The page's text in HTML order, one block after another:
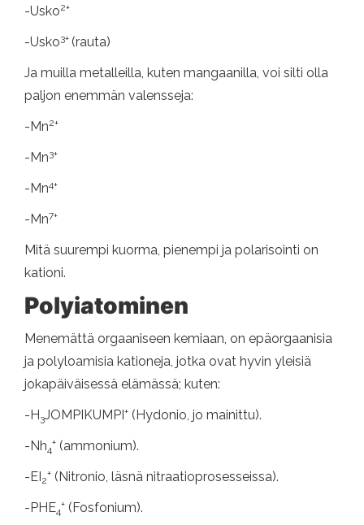
-Usko2+
-Usko3+ (rauta)
Ja muilla metalleilla, kuten mangaanilla, voi silti olla
paljon enemmän valensseja:
-Mn2+
-Mn3+
-Mn4+
-Mn7+
Mitä suurempi kuorma, pienempi ja polarisointi on
kationi.
Polyiatominen
Menemättä orgaaniseen kemiaan, on epäorgaanisia
ja polyloamisia kationeja, jotka ovat hyvin yleisiä
jokapäiväisessä elämässä; kuten:
-H3JOMPIKUMPI+ (Hydonio, jo mainittu).
-Nh4
+ (ammonium).
-EI2
+ (Nitronio, läsnä nitraatioprosesseissa).
-PHE4
+ (Fosfonium).